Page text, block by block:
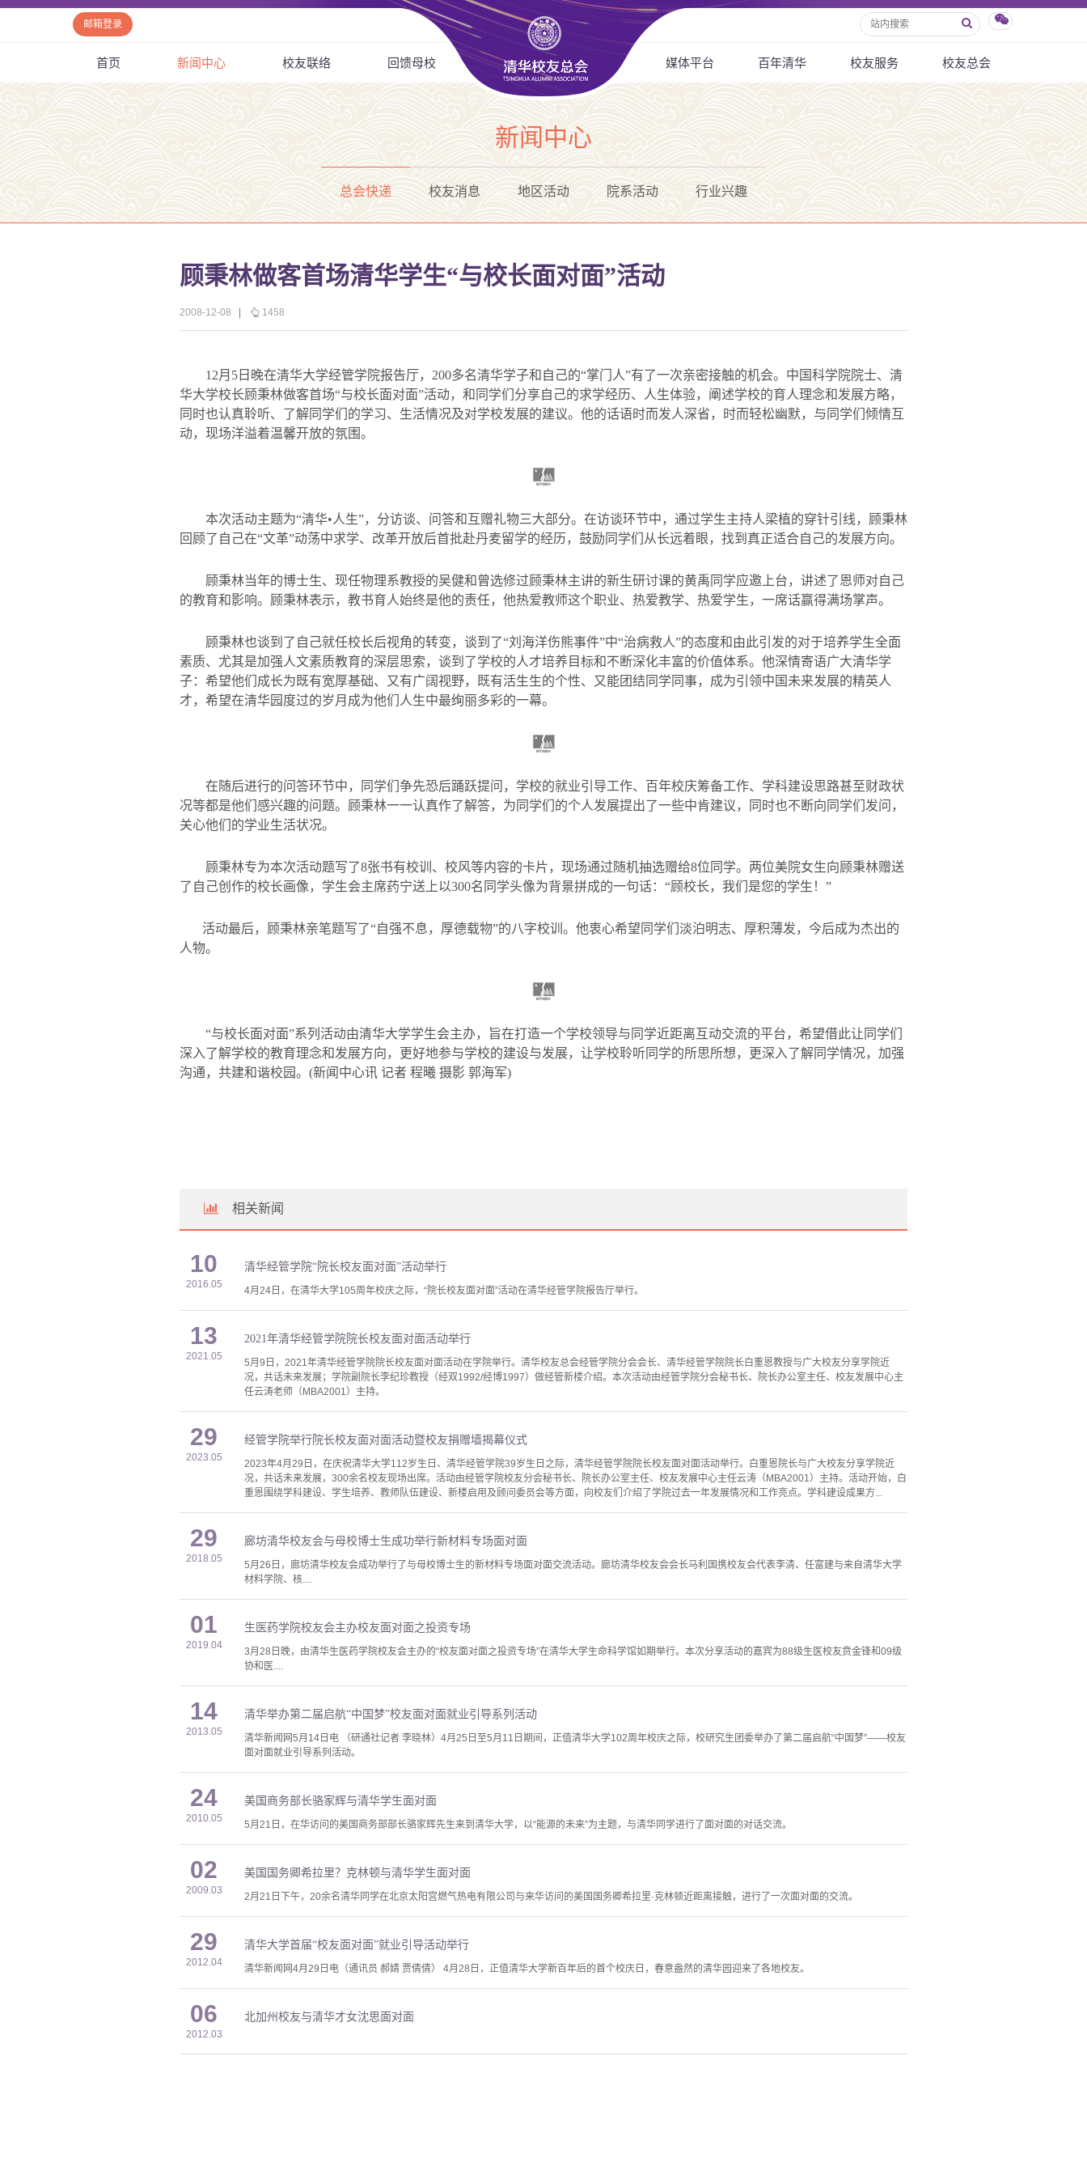
邮箱登录
首页 新闻中心 校友联络 回馈母校 媒体平台 百年清华 校友服务 校友总会
新闻中心
总会快递 校友消息 地区活动 院系活动 行业兴趣
顾秉林做客首场清华学生“与校长面对面”活动
2008-12-08 1458
12月 5 日 晚在清华大学经管学院报告厅， 200多名清华学子和自己的“掌门人”有了一次亲密接触的机会。中国科学院院士、清
华大学校长顾秉林做客首场“与校长面对面”活动，和同学们分享自己的求学经历、人生体验，阐述学校的育人理念和发展方略，
同时也认真聆听、了解同学们的学习、生活情况及对学校发展的建议。他的话语时而发人深省，时而轻松幽默，与同学们倾情互
动，现场洋溢着温馨开放的氛围。
本次活动主题为“清华•人生”，分访谈、问答和互赠礼物三大部分。在访谈环节中，通过学生主持人梁植的穿针引线，顾秉林
回顾了自己在“文革”动荡中求学、改革开放后首批赴丹麦留学的经历，鼓励同学们从长远着眼，找到真正适合自己的发展方向。
顾秉林当年的博士生、现任物理系教授的吴健和曾选修过顾秉林主讲的新生研讨课的黄禹同学应邀上台，讲述了恩师对自己
的教育和影响。顾秉林表示，教书育人始终是他的责任，他热爱教师这个职业、热爱教学、热爱学生，一席话赢得满场掌声。
顾秉林也谈到了自己就任校长后视角的转变，谈到了“刘海洋伤熊事件”中“治病救人”的态度和由此引发的对于培养学生全面
素质、尤其是加强人文素质教育的深层思索，谈到了学校的人才培养目标和不断深化丰富的价值体系。他深情寄语广大清华学
子：希望他们成长为既有宽厚基础、又有广阔视野，既有活生生的个性、又能团结同学同事，成为引领中国未来发展的精英人
才，希望在清华园度过的岁月成为他们人生中最绚丽多彩的一幕。
在随后进行的问答环节中，同学们争先恐后踊跃提问，学校的就业引导工作、百年校庆筹备工作、学科建设思路甚至财政状
况等都是他们感兴趣的问题。顾秉林一一认真作了解答，为同学们的个人发展提出了一些中肯建议，同时也不断向同学们发问，
关心他们的学业生活状况。
顾秉林专为本次活动题写了8张书有校训、校风等内容的卡片，现场通过随机抽选赠给8位同学。两位美院女生向顾秉林赠送
了自己创作的校长画像，学生会主席药宁送上以300名同学头像为背景拼成的一句话： “顾校长，我们是您的学生！ ”
活动最后，顾秉林亲笔题写了“自强不息，厚德载物”的八字校训。他衷心希望同学们淡泊明志、厚积薄发，今后成为杰出的
人物。
“与校长面对面”系列活动由清华大学学生会主办，旨在打造一个学校领导与同学近距离互动交流的平台，希望借此让同学们
深入了解学校的教育理念和发展方向，更好地参与学校的建设与发展，让学校聆听同学的所思所想，更深入了解同学情况，加强
沟通，共建和谐校园。 (新闻中心讯 记者 程曦 摄影 郭海军)
相关新闻
10
2016.05
清华经管学院“院长校友面对面”活动举行
4月24日，在清华大学105周年校庆之际，“院长校友面对面”活动在清华经管学院报告厅举行。
13
2021.05
2021年清华经管学院院长校友面对面活动举行
5月9日，2021年清华经管学院院长校友面对面活动在学院举行。清华校友总会经管学院分会会长、清华经管学院院长白重恩教授与广大校友分享学院近
况，共话未来发展；学院副院长李纪珍教授（经双1992/经博1997）做经管新楼介绍。本次活动由经管学院分会秘书长、院长办公室主任、校友发展中心主
任云涛老师（MBA2001）主持。
29
2023.05
经管学院举行院长校友面对面活动暨校友捐赠墙揭幕仪式
2023年4月29日，在庆祝清华大学112岁生日、清华经管学院39岁生日之际，清华经管学院院长校友面对面活动举行。白重恩院长与广大校友分享学院近
况，共话未来发展，300余名校友现场出席。活动由经管学院校友分会秘书长、院长办公室主任、校友发展中心主任云涛（MBA2001）主持。活动开始，白
重恩围绕学科建设、学生培养、教师队伍建设、新楼启用及顾问委员会等方面，向校友们介绍了学院过去一年发展情况和工作亮点。学科建设成果方...
29
2018.05
廊坊清华校友会与母校博士生成功举行新材料专场面对面
5月26日，廊坊清华校友会成功举行了与母校博士生的新材料专场面对面交流活动。廊坊清华校友会会长马利国携校友会代表李清、任富建与来自清华大学
材料学院、核....
01
2019.04
生医药学院校友会主办校友面对面之投资专场
3月28日晚，由清华生医药学院校友会主办的“校友面对面之投资专场”在清华大学生命科学馆如期举行。本次分享活动的嘉宾为88级生医校友贲金锋和09级
协和医....
14
2013.05
清华举办第二届启航“中国梦”校友面对面就业引导系列活动
清华新闻网5月14日电 （研通社记者 李晓林）4月25日至5月11日期间，正值清华大学102周年校庆之际，校研究生团委举办了第二届启航“中国梦”——校友
面对面就业引导系列活动。
24
2010.05
美国商务部长骆家辉与清华学生面对面
5月21日，在华访问的美国商务部部长骆家辉先生来到清华大学，以“能源的未来”为主题，与清华同学进行了面对面的对话交流。
02
2009.03
美国国务卿希拉里？克林顿与清华学生面对面
2月21日下午，20余名清华同学在北京太阳宫燃气热电有限公司与来华访问的美国国务卿希拉里·克林顿近距离接触，进行了一次面对面的交流。
29
2012.04
清华大学首届“校友面对面”就业引导活动举行
清华新闻网4月29日电（通讯员 郝婧 贾倩倩） 4月28日，正值清华大学新百年后的首个校庆日，春意盎然的清华园迎来了各地校友。
06
2012.03
北加州校友与清华才女沈思面对面